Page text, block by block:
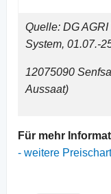
Quelle: DG
System, 01.07.-
12075090
Aussaat)
Für mehr
- weitere